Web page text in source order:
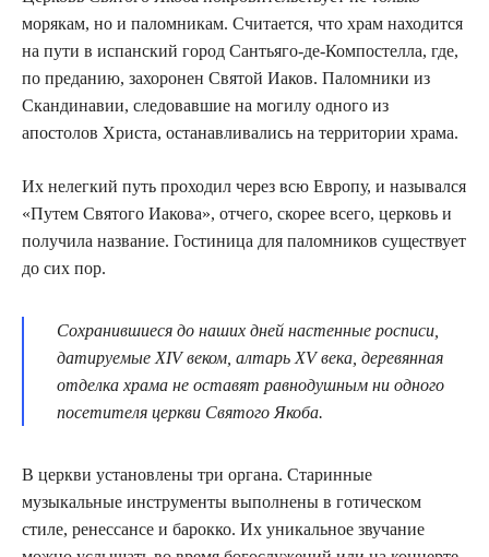
морякам, но и паломникам. Считается, что храм находится
на пути в испанский город Сантьяго-де-Компостелла, где,
по преданию, захоронен Святой Иаков. Паломники из
Скандинавии, следовавшие на могилу одного из
апостолов Христа, останавливались на территории храма.
Их нелегкий путь проходил через всю Европу, и назывался
«Путем Святого Иакова», отчего, скорее всего, церковь и
получила название. Гостиница для паломников существует
до сих пор.
Сохранившиеся до наших дней настенные росписи,
датируемые XIV веком, алтарь XV века, деревянная
отделка храма не оставят равнодушным ни одного
посетителя церкви Святого Якоба.
В церкви установлены три органа. Старинные
музыкальные инструменты выполнены в готическом
стиле, ренессансе и барокко. Их уникальное звучание